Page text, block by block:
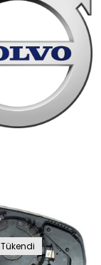
Tükendi